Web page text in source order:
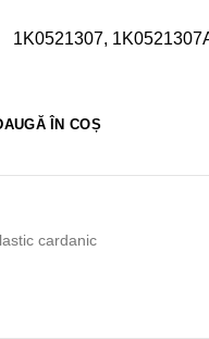
1K0521307,
ÎN COȘ
cardanic